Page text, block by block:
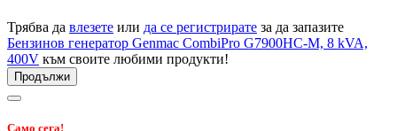
Трябва да влезете или да се регистрирате за да запазите
Бензинов генератор Genmac CombiPro G7900HC-M, 8 kVA,
400V към своите любими продукти!
Продължи
Само сега!